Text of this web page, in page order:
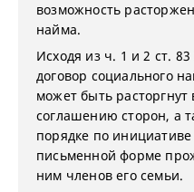
возможность
найма.
Исходя из ч. 1 и 2 ст.
договор социального
может быть
соглашению сторон, а
порядке по
письменной форме
ним членов его семьи.